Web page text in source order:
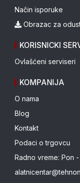
Način isporuke
Obrazac za
KORISNICKI
Ovlašćeni serviseri
KOMPANIJA
O nama
Blog
Kontakt
Podaci o trgovcu
Radno vreme: Pon